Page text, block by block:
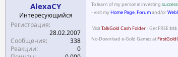
AlexaCY
Интересующийся
Регистрация
28.02.2007
Сообщения
338
Реакции
0
To learn of my personal investing
- visit myHome Page,Forumand/or
VisitTalkGold Cash Folder- Get FREE $$$
No-Download e-Gold Games at